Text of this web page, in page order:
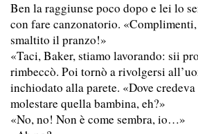
Ben la raggiunse poco dopo e lei lo
con fare canzonatorio.
smaltito il pranzo!»
«Taci, Baker, stiamo lavorando: sii
rimbeccò. Poi tornò a rivolgersi
inchiodato alla parete. «Dove
molestare quella bambina, eh?»
«No, no! Non è come sembra, io…»